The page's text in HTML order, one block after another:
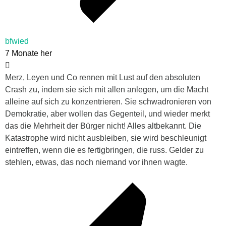
bfwied
7 Monate her
Merz, Leyen und Co rennen mit Lust auf den absoluten
Crash zu, indem sie sich mit allen anlegen, um die Macht
alleine auf sich zu konzentrieren. Sie schwadronieren von
Demokratie, aber wollen das Gegenteil, und wieder merkt
das die Mehrheit der Bürger nicht! Alles altbekannt. Die
Katastrophe wird nicht ausbleiben, sie wird beschleunigt
eintreffen, wenn die es fertigbringen, die russ. Gelder zu
stehlen, etwas, das noch niemand vor ihnen wagte.